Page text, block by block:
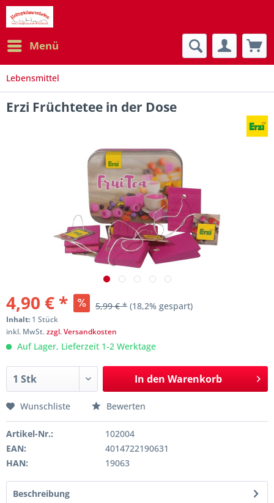
Menü
Lebensmittel
Erzi Früchtetee in der Dose
4,90 € * 5,99 € * (18,2% gespart)
Inhalt: 1 Stück
inkl. MwSt.zzgl. Versandkosten
Auf Lager, Lieferzeit 1-2 Werktage
In den Warenkorb
Wunschliste Bewerten
Artikel-Nr.:
102004
EAN:
4014722190631
HAN:
19063
Beschreibung